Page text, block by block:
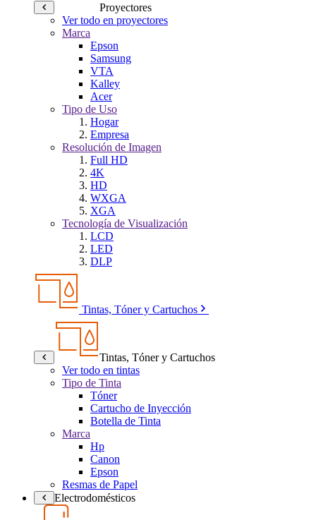
Proyectores
Ver todo en proyectores
Marca
Epson
Samsung
VTA
Kalley
Acer
Tipo de Uso
Hogar
Empresa
Resolución de Imagen
Full HD
4K
HD
WXGA
XGA
Tecnología de Visualización
LCD
LED
DLP
Tintas, Tóner y Cartuchos
Tintas, Tóner y Cartuchos
Ver todo en tintas
Tipo de Tinta
Tóner
Cartucho de Inyección
Botella de Tinta
Marca
Hp
Canon
Epson
Resmas de Papel
Electrodomésticos